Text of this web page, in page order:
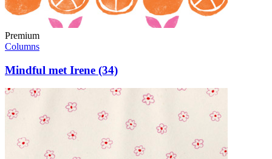
Premium
Columns
Mindful met Irene (34)